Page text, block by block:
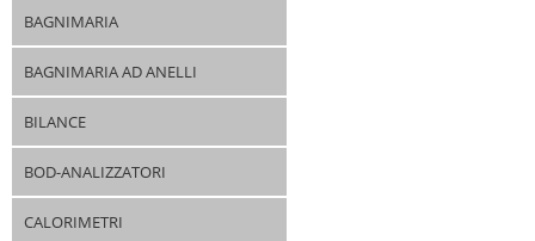
BAGNIMARIA
BAGNIMARIA AD ANELLI
BILANCE
BOD-ANALIZZATORI
CALORIMETRI